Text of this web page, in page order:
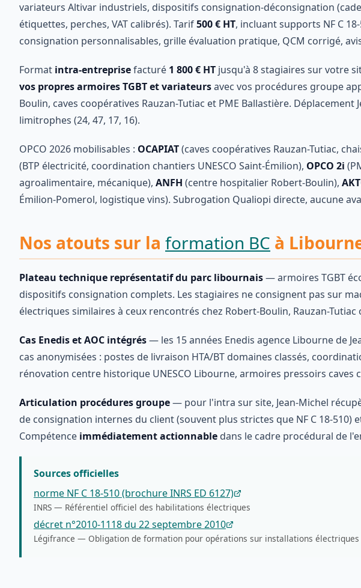
variateurs Altivar industriels, dispositifs consignation-déconsignation
étiquettes, perches, VAT calibrés). Tarif500 € HT, incluant supports NF C
consignation personnalisables, grille évaluation pratique, QCM corrigé,
Format intra-entreprisefacturé 1 800 € HT jusqu'à 8 stagiaires sur votre
vos propres armoires TGBT et variateursavec vos procédures groupe
Boulin, caves coopératives Rauzan-Tutiac et PME Ballastière. Déplacement
limitrophes (24, 47, 17, 16).
OPCO 2026 mobilisables : OCAPIAT(caves coopératives Rauzan-Tutiac,
(BTP électricité, coordination chantiers UNESCO Saint-Émilion), OPCO 2i
agroalimentaire, mécanique), ANFH (centre hospitalier Robert-Boulin),
Émilion-Pomerol, logistique vins). Subrogation Qualiopi directe, aucune
Nos atouts sur la formation BC à
Plateau technique représentatif du parc libournais— armoires TGBT
dispositifs consignation complets. Les stagiaires ne consignent pas sur
électriques similaires à ceux rencontrés chez Robert-Boulin, Rauzan-Tutiac
Cas Enedis et AOC intégrés— les 15 années Enedis agence Libourne de
cas anonymisées : postes de livraison HTA/BT domaines classés,
rénovation centre historique UNESCO Libourne, armoires pressoirs caves
Articulation procédures groupe— pour l'intra sur site, Jean-Michel
de consignation internes du client (souvent plus strictes que NF C 18-510)
Compétence immédiatement actionnable dans le cadre procédural de
Sources officielles
norme NF C 18-510 (brochure INRS ED 6127)
INRS — Référentiel officiel des habilitations électriques
décret n°2010-1118 du 22 septembre 2010
Légifrance — Obligation de formation pour opérations sur installations électriques